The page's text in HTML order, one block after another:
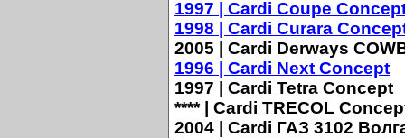
1997 | Cardi Coupe
1998 | Cardi Curara
2005 | Cardi Derways
1996 | Cardi Next Concept
1997 | Cardi Tetra Concept
**** | Cardi TRECOL
2004 | Cardi ГАЗ 3102